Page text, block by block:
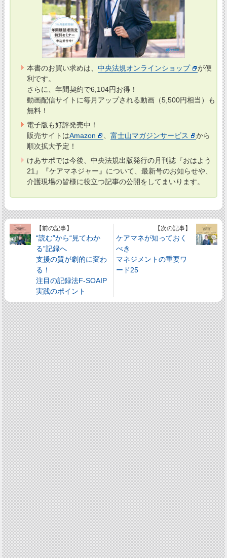
本書のお買い求めは、 中央法規オンラインショップ
が便
利です。
さらに、年間契約で6,104円お得！
動画配信サイトに毎月アップされる動画（5,500円相当）も
無料！
電子版も好評発売中！
販売サイトはAmazon 、 富士山マガジンサービス
から
順次拡大予定！
けあサポでは今後、中央法規出版発行の月刊誌『おはよう
21』『ケアマネジャー』について、最新号のお知らせや、
介護現場の皆様に役立つ記事の公開をしてまいります。
【前の記事】
“読む”から“見てわか
る”記録へ
支援の質が劇的に変わ
る！
注目の記録法F-SOAIP
実践のポイント
【次の記事】
ケアマネが知っておく
べき
マネジメントの重要ワ
ード25